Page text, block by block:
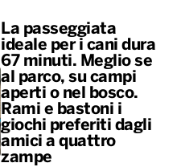
La passeggiata
ideale per i cani dura
67 minuti. Meglio se
al parco, su campi
aperti o nel bosco.
Rami e bastoni i
giochi preferiti dagli
amici a quattro
zampe